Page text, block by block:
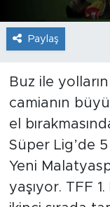
Paylaş
Buz ile yolların
camianın
el
Süper Lig’de
Yeni
yaşıyor. TFF
Yeşilyurt
Doğanyol
Arapgir
Arguvan
Battalgazi